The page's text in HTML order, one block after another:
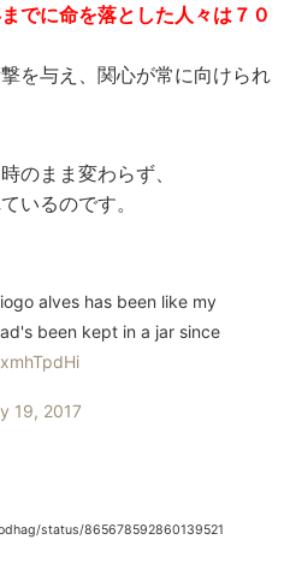
でに命を落とした人々は７０
を与え、関心が常に向けられ
のまま変わらず、
いるのです。
alves has been like my
been kept in a jar since
19, 2017
status/865678592860139521